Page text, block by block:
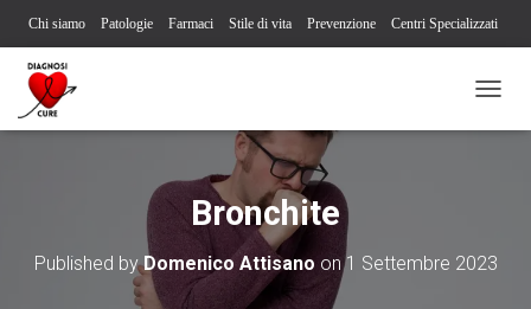
Chi siamo Patologie Farmaci Stile di vita Prevenzione Centri Specializzati
Associazioni Pazienti
A
I
Bronchite
Published byDomenico Attisano on1 Settembre 2023